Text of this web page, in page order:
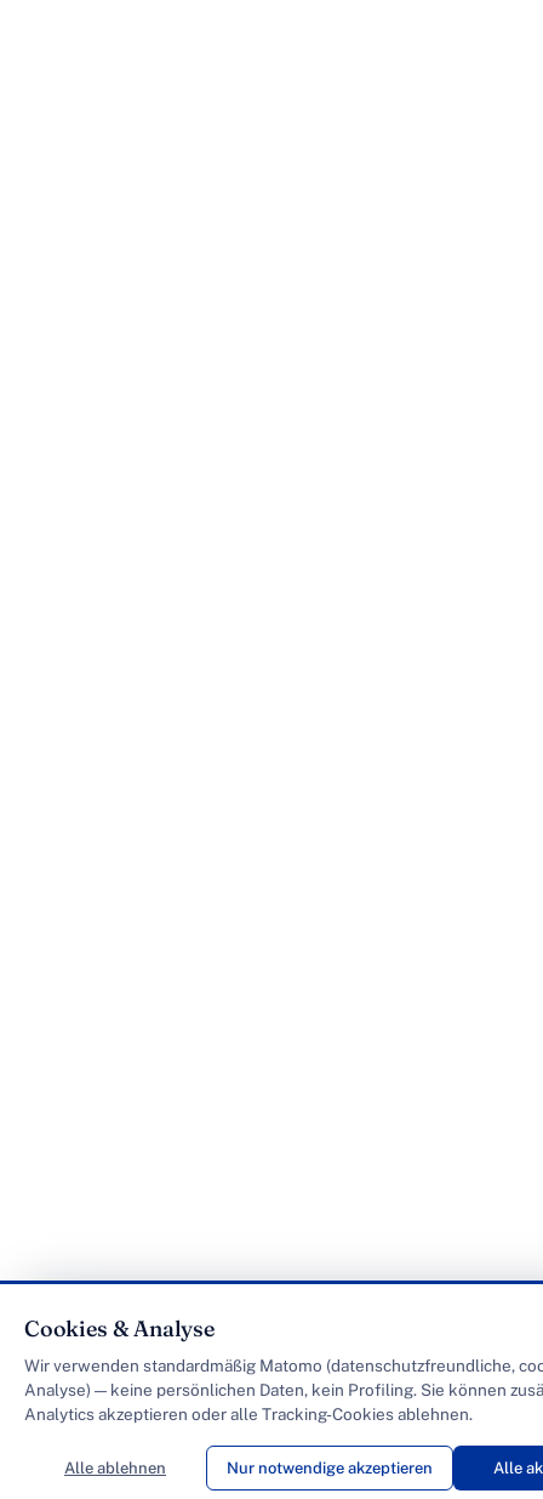
Cookies & Analyse
Wir verwenden standardmäßig Matomo (datenschutzfreundliche,
Analyse) — keine persönlichen Daten, kein Profiling. Sie können
Analytics akzeptieren oder alle Tracking-Cookies ablehnen.
Alle ablehnen Nur notwendige akzeptieren Alle